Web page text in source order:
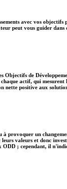
avec vos
peut vous guider dans
Objectifs de
actif, qui
nette positive aux
provoquer un
valeurs et donc
; cependant, il